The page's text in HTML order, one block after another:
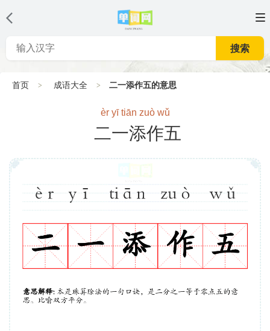
搜索
首页 成语大全 二一添作五的意思
èr yī tiān zuò wǔ
二一添作五